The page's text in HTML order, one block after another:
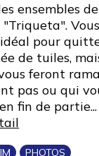
ensembles
"Triqueta".
pour
de tuiles,
feront
pas ou qui
fin de
PHOTOS